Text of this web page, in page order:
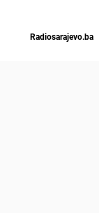
Radiosarajevo.ba